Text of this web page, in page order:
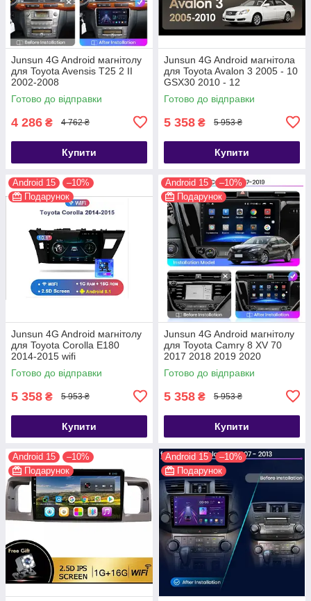
Junsun 4G Android магнітолу
для Toyota Avensis T25 2 II
2002-2008
Готово до відправки
4 286 ₴ 4 762 ₴
Купити
Junsun 4G Android магнітола
для Toyota Avalon 3 2005 - 10
GSX30 2010 - 12
Готово до відправки
5 358 ₴ 5 953 ₴
Купити
Android 15
–10%
Подарунок
Junsun 4G Android магнітолу
для Toyota Corolla E180
2014-2015 wifi
Готово до відправки
5 358 ₴ 5 953 ₴
Купити
Android 15
–10%
Подарунок
Junsun 4G Android магнітолу
для Toyota Camry 8 XV 70
2017 2018 2019 2020
Готово до відправки
5 358 ₴ 5 953 ₴
Купити
Android 15
–10%
Подарунок
Android 15
–10%
Подарунок